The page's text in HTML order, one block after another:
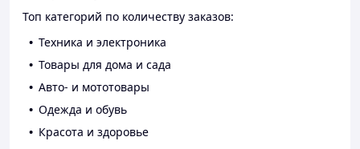
Топ категорий по количеству заказов:
Техника и электроника
Товары для дома и сада
Авто- и мототовары
Одежда и обувь
Красота и здоровье